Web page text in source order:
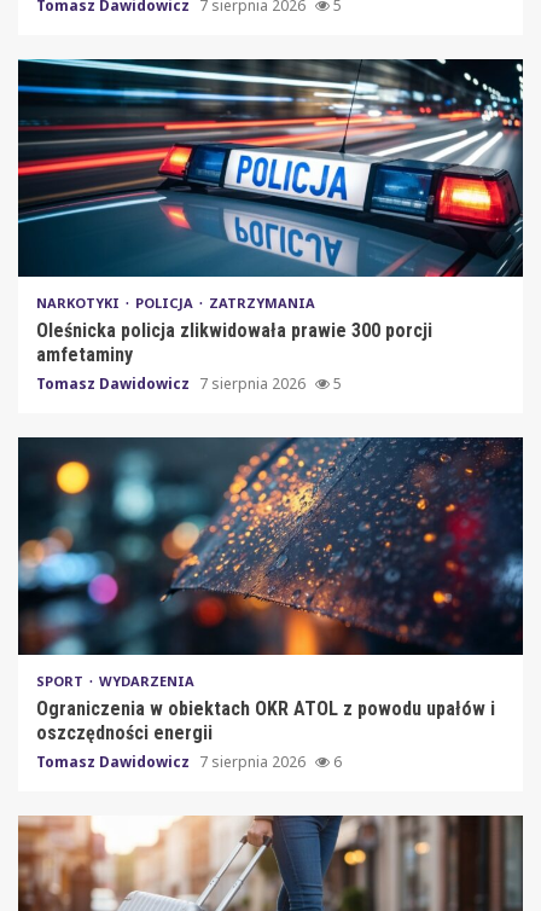
Tomasz Dawidowicz 7 sierpnia 2026 5
NARKOTYKI POLICJA ZATRZYMANIA
Oleśnicka policja zlikwidowała prawie 300 porcji
amfetaminy
Tomasz Dawidowicz 7 sierpnia 2026 5
SPORT WYDARZENIA
Ograniczenia w obiektach OKR ATOL z powodu upałów i
oszczędności energii
Tomasz Dawidowicz 7 sierpnia 2026 6